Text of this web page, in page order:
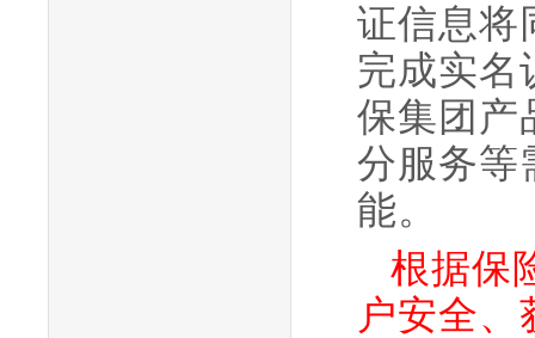
证信息将
完成实名
保集团产
分服务等
能。
根据保
户安全